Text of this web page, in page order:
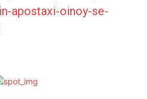
apostaxi-oinoy-se-